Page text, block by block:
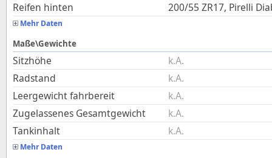
Reifen hinten
200/55 ZR17, Pirelli
Mehr Daten
Maße\Gewichte
Sitzhöhe
k.A.
Radstand
k.A.
Leergewicht fahrbereit
k.A.
Zugelassenes Gesamtgewicht
k.A.
Tankinhalt
k.A.
Mehr Daten